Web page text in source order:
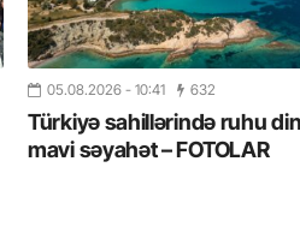
05.08.2026 - 10:41 632
Türkiyə sahillərində ruhu
mavi səyahət – FOTOLAR